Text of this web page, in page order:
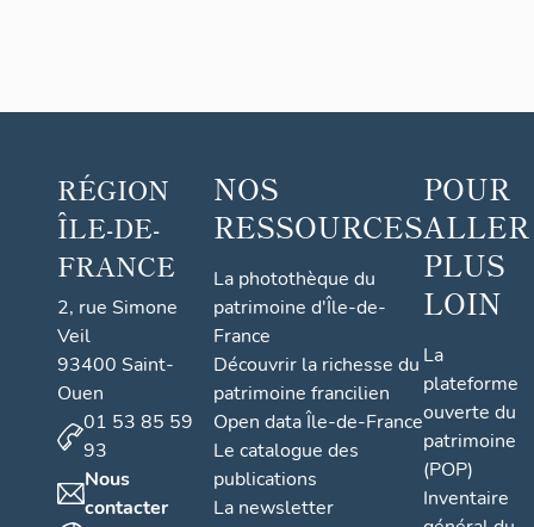
RÉGION
ÎLE-DE-
FRANCE
2, rue Simone
Veil
93400 Saint-
Ouen
01 53 85 59
93
Nous
contacter
NOS
RESSOURCES
La photothèque du
patrimoine d'Île-de-
France
Découvrir la richesse du
patrimoine francilien
Open data Île-de-France
Le catalogue des
publications
La newsletter
POUR
ALLER
PLUS
LOIN
La
plateforme
ouverte du
patrimoine
(POP)
Inventaire